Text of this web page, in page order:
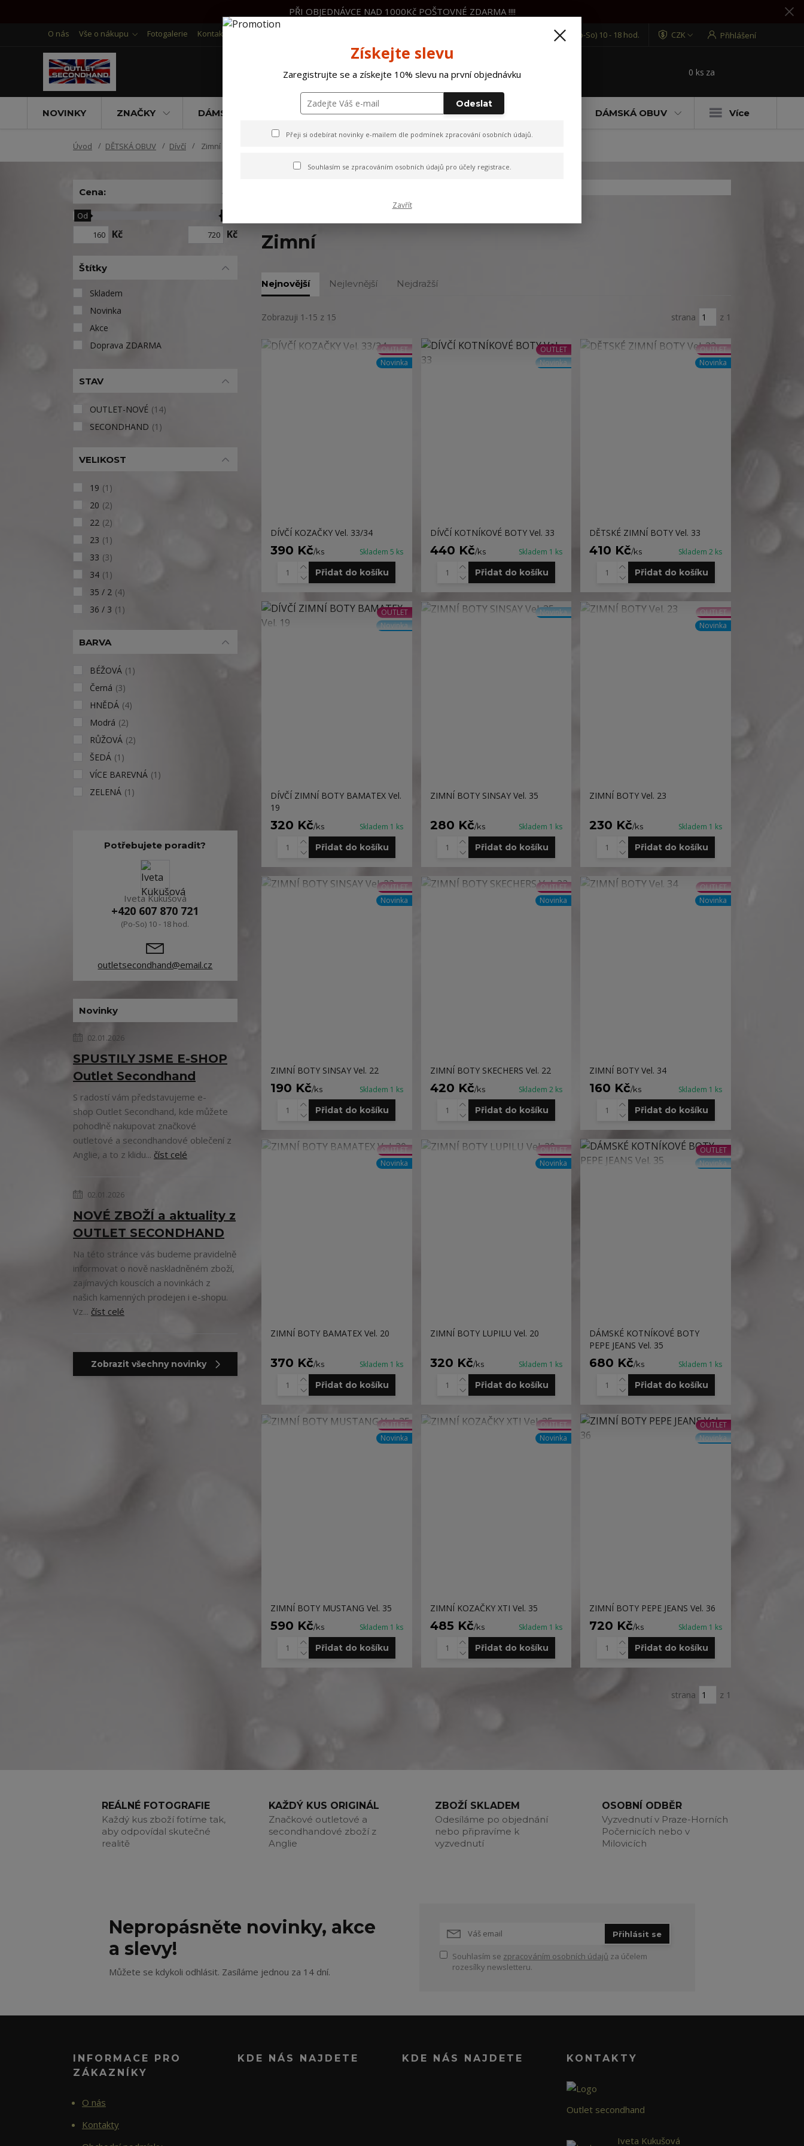
PŘI OBJEDNÁVCE NAD 1000Kč POŠTOVNÉ ZDARMA !!!!
O nás Vše o nákupu Fotogalerie Kontakty CZK Přihlášení
Hledat
+420 607 870 721 (Po-So) 10 - 18 hod.
0 ks za
NOVINKY ZNAČKY DÁMSKÉ OBLEČENÍ PÁNSKÉ OBLEČENÍ DĚTSKÉ OBLEČENÍ DÁMSKÁ OBUV Více
Úvod DĚTSKÁ OBUV Dívčí Zimní
Zimní
Nejnovější Nejlevnější Nejdražší
Zobrazuji 1-15 z 15 strana z 1
OUTLET
Novinka
DÍVČÍ KOZAČKY Vel. 33/34
390 Kč/ks Skladem 5 ks
Přidat do košíku
OUTLET
Novinka
DÍVČÍ KOTNÍKOVÉ BOTY Vel. 33
440 Kč/ks Skladem 1 ks
Přidat do košíku
OUTLET
Novinka
DĚTSKÉ ZIMNÍ BOTY Vel. 33
410 Kč/ks Skladem 2 ks
Přidat do košíku
OUTLET
Novinka
DÍVČÍ ZIMNÍ BOTY BAMATEX Vel.
19
320 Kč/ks Skladem 1 ks
Přidat do košíku
Novinka
ZIMNÍ BOTY SINSAY Vel. 35
280 Kč/ks Skladem 1 ks
Přidat do košíku
OUTLET
Novinka
ZIMNÍ BOTY Vel. 23
230 Kč/ks Skladem 1 ks
Přidat do košíku
OUTLET
Novinka
ZIMNÍ BOTY SINSAY Vel. 22
190 Kč/ks Skladem 1 ks
Přidat do košíku
OUTLET
Novinka
ZIMNÍ BOTY SKECHERS Vel. 22
420 Kč/ks Skladem 2 ks
Přidat do košíku
OUTLET
Novinka
ZIMNÍ BOTY Vel. 34
160 Kč/ks Skladem 1 ks
Přidat do košíku
OUTLET
Novinka
ZIMNÍ BOTY BAMATEX Vel. 20
370 Kč/ks Skladem 1 ks
Přidat do košíku
OUTLET
Novinka
ZIMNÍ BOTY LUPILU Vel. 20
320 Kč/ks Skladem 1 ks
Přidat do košíku
OUTLET
Novinka
DÁMSKÉ KOTNÍKOVÉ BOTY
PEPE JEANS Vel. 35
680 Kč/ks Skladem 1 ks
Přidat do košíku
OUTLET
Novinka
ZIMNÍ BOTY MUSTANG Vel. 35
590 Kč/ks Skladem 1 ks
Přidat do košíku
OUTLET
Novinka
ZIMNÍ KOZAČKY XTI Vel. 35
485 Kč/ks Skladem 1 ks
Přidat do košíku
OUTLET
Novinka
ZIMNÍ BOTY PEPE JEANS Vel. 36
720 Kč/ks Skladem 1 ks
Přidat do košíku
strana z 1
Cena:
Kč
Od
Kč
Štítky
Skladem
Novinka
Akce
Doprava ZDARMA
STAV
OUTLET-NOVÉ (14)
SECONDHAND (1)
VELIKOST
19 (1)
20 (2)
22 (2)
23 (1)
33 (3)
34 (1)
35 / 2 (4)
36 / 3 (1)
BARVA
BÉŽOVÁ (1)
Černá (3)
HNĚDÁ (4)
Modrá (2)
RŮŽOVÁ (2)
ŠEDÁ (1)
VÍCE BAREVNÁ (1)
ZELENÁ (1)
Potřebujete poradit?
Iveta Kukušová
+420 607 870 721
(Po-So) 10 - 18 hod.
outletsecondhand@email.cz
Novinky
02.01.2026
SPUSTILY JSME E-SHOP
Outlet Secondhand
S radostí vám představujeme e-
shop Outlet Secondhand, kde můžete
pohodlně nakupovat značkové
outletové a secondhandové oblečení z
Anglie, a to z klidu... číst celé
02.01.2026
NOVÉ ZBOŽÍ a aktuality z
OUTLET SECONDHAND
Na této stránce vás budeme pravidelně
informovat o nově naskladněném zboží,
zajímavých kouscích a novinkách z
našich kamenných prodejen i e-shopu.
Vz... číst celé
Zobrazit všechny novinky
REÁLNÉ FOTOGRAFIE
Každý kus zboží fotíme tak,
aby odpovídal skutečné
realitě
KAŽDÝ KUS ORIGINÁL
Značkové outletové a
secondhandové zboží z
Anglie
ZBOŽÍ SKLADEM
Odesíláme po objednání
nebo připravíme k
vyzvednutí
OSOBNÍ ODBĚR
Vyzvednutí v Praze-Horních
Počernicích nebo v
Milovicích
Nepropásněte novinky, akce
a slevy!
Můžete se kdykoli odhlásit. Zasíláme jednou za 14 dní.
Přihlásit se
Souhlasím se zpracováním osobních údajů za účelem
rozesílky newsletteru.
INFORMACE PRO
ZÁKAZNÍKY
O nás
Kontakty
KDE NÁS NAJDETE KDE NÁS NAJDETE KONTAKTY
Outlet secondhand
Iveta Kukušová
Získejte slevu
Zaregistrujte se a získejte 10% slevu na první objednávku
Odeslat
Přeji si odebírat novinky e-mailem dle podmínek zpracování osobních údajů.
Souhlasím se zpracováním osobních údajů pro účely registrace.
Zavřít